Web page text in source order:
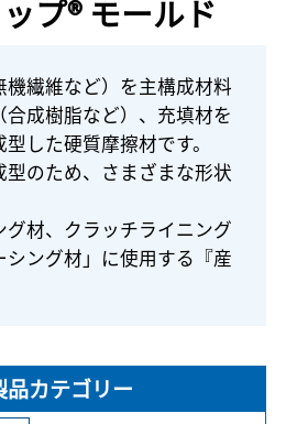
プ® モールド
繊維など）を主構成材料
合成樹脂など）、充填材を
した硬質摩擦材です。
のため、さまざまな形状
グ材、クラッチライニング
ング材」に使用する『産
品カテゴリー